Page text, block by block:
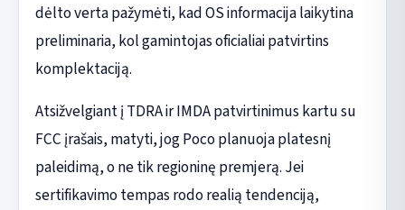
dėlto verta pažymėti, kad OS informacija laikytina
preliminaria, kol gamintojas oficialiai patvirtins
komplektaciją.
Atsižvelgiant į TDRA ir IMDA patvirtinimus kartu su
FCC įrašais, matyti, jog Poco planuoja platesnį
paleidimą, o ne tik regioninę premjerą. Jei
sertifikavimo tempas rodo realią tendenciją,